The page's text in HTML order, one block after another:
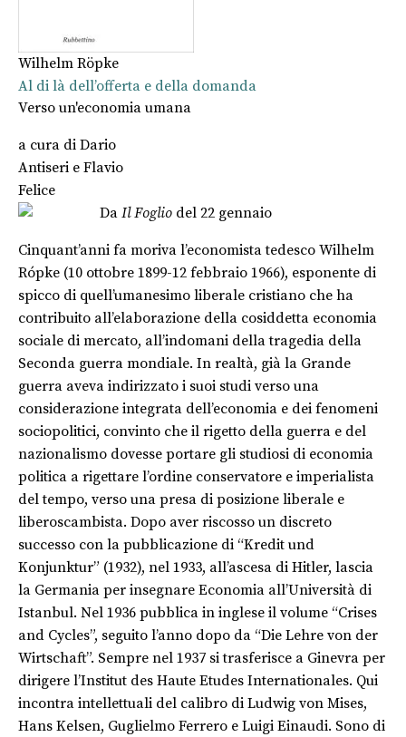
Wilhelm Röpke
Al di là dell’offerta e della domanda
Verso un'economia umana
a cura di Dario
Antiseri e Flavio
Felice
Da Il Foglio del 22 gennaio
Cinquant’anni fa moriva l’economista tedesco Wilhelm
Rópke (10 ottobre 1899-12 febbraio 1966), esponente di
spicco di quell’umanesimo liberale cristiano che ha
contribuito all’elaborazione della cosiddetta economia
sociale di mercato, all’indomani della tragedia della
Seconda guerra mondiale. In realtà, già la Grande
guerra aveva indirizzato i suoi studi verso una
considerazione integrata dell’economia e dei fenomeni
sociopolitici, convinto che il rigetto della guerra e del
nazionalismo dovesse portare gli studiosi di economia
politica a rigettare l’ordine conservatore e imperialista
del tempo, verso una presa di posizione liberale e
liberoscambista. Dopo aver riscosso un discreto
successo con la pubblicazione di “Kredit und
Konjunktur” (1932), nel 1933, all’ascesa di Hitler, lascia
la Germania per insegnare Economia all’Università di
Istanbul. Nel 1936 pubblica in inglese il volume “Crises
and Cycles”, seguito l’anno dopo da “Die Lehre von der
Wirtschaft”. Sempre nel 1937 si trasferisce a Ginevra per
dirigere l’Institut des Haute Etudes Internationales. Qui
incontra intellettuali del calibro di Ludwig von Mises,
Hans Kelsen, Guglielmo Ferrero e Luigi Einaudi. Sono di